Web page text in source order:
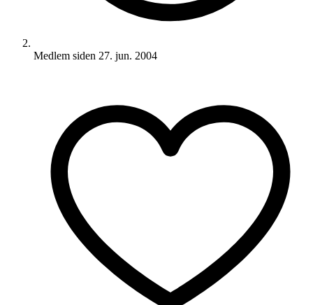
Medlem siden 27. jun. 2004